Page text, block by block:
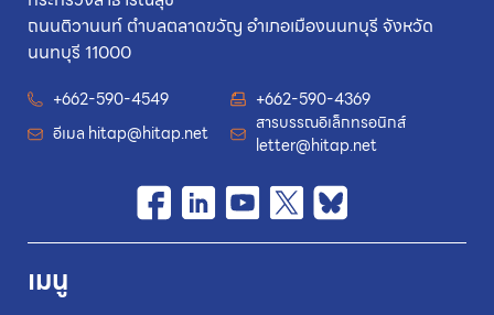
ถนนติวานนท์ ตำบลตลาดขวัญ อำเภอเมืองนนทบุรี จังหวัด
นนทบุรี 11000
+662-590-4549
+662-590-4369
อีเมล hitap@hitap.net
สารบรรณอิเล็กทรอนิกส์
letter@hitap.net
เมนู